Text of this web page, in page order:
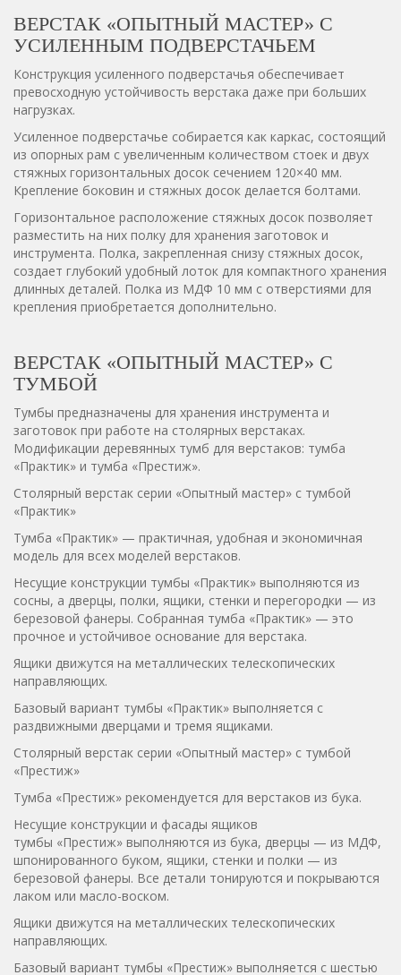
ВЕРСТАК «ОПЫТНЫЙ МАСТЕР» С
УСИЛЕННЫМ ПОДВЕРСТАЧЬЕМ
Конструкция усиленного подверстачья обеспечивает
превосходную устойчивость верстака даже при больших
нагрузках.
Усиленное подверстачье собирается как каркас, состоящий
из опорных рам с увеличенным количеством стоек и двух
стяжных горизонтальных досок сечением 120×40 мм.
Крепление боковин и стяжных досок делается болтами.
Горизонтальное расположение стяжных досок позволяет
разместить на них полку для хранения заготовок и
инструмента. Полка, закрепленная снизу стяжных досок,
создает глубокий удобный лоток для компактного хранения
длинных деталей. Полка из МДФ 10 мм с отверстиями для
крепления приобретается дополнительно.
ВЕРСТАК «ОПЫТНЫЙ МАСТЕР» С
ТУМБОЙ
Тумбы предназначены для хранения инструмента и
заготовок при работе на столярных верстаках.
Модификации деревянных тумб для верстаков: тумба
«Практик» и тумба «Престиж».
Столярный верстак серии «Опытный мастер» с тумбой
«Практик»
Тумба «Практик» — практичная, удобная и экономичная
модель для всех моделей верстаков.
Несущие конструкции тумбы «Практик» выполняются из
сосны, а дверцы, полки, ящики, стенки и перегородки — из
березовой фанеры. Собранная тумба «Практик» — это
прочное и устойчивое основание для верстака.
Ящики движутся на металлических телескопических
направляющих.
Базовый вариант тумбы «Практик» выполняется с
раздвижными дверцами и тремя ящиками.
Столярный верстак серии «Опытный мастер» с тумбой
«Престиж»
Тумба «Престиж» рекомендуется для верстаков из бука.
Несущие конструкции и фасады ящиков
тумбы «Престиж» выполняются из бука, дверцы — из МДФ,
шпонированного буком, ящики, стенки и полки — из
березовой фанеры. Все детали тонируются и покрываются
лаком или масло-воском.
Ящики движутся на металлических телескопических
направляющих.
Базовый вариант тумбы «Престиж» выполняется с шестью